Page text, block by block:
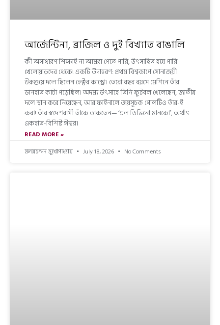
আর্জেন্টিনা, ব্রাজিল ও দুই বিখ্যাত বাঙালি
কী অসাধারণ শিক্ষাই না আমরা পেতে পারি, উৎসাহিত হয়ে পারি
খেলোয়াড়দের থেকে! একটি উদাহরণ: প্রথম বিশ্বকাপে সোনাজয়ী
উরুগুয়ে দলে ছিলেন হেক্টর কাস্ত্রো। তেরো বছর বয়সে মেশিনে তাঁর
ডানহাত কাটা পড়েছিল। অদম্য উৎসাহে তিনি ফুটবল খেলেছেন, জাতীয়
দলে স্থান করে নিয়েছেন, আর ফাইনালে জয়সূচক গোলটিও তাঁর-ই
করা! তাঁর স্বদেশবাসী তাঁকে ডাকতেন— ‘এল ডিভিনো মানকো’, অর্থাৎ
একহাত-বিশিষ্ট ঈশ্বর।
READ MORE »
মলয়চন্দন মুখোপাধ্যায়
July 18, 2026 No Comments